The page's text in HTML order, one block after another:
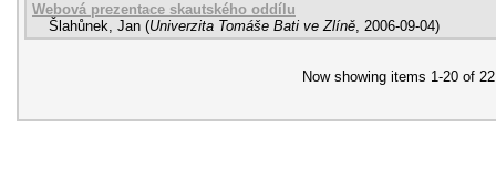
Webová prezentace skautského oddílu
Šlahůnek, Jan (Univerzita Tomáše Bati ve Zlíně, 2006-09-04)
Now showing items 1-20 of 22